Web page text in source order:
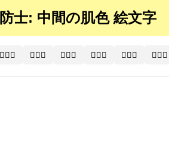
士: 中間の肌色 絵文字
🧑🏻‍⚕️ 🧑🏻‍⚕ 🧑🏼‍⚕️ 🧑🏼‍⚕ 🧑🏽‍⚕️ 🧑🏽‍⚕